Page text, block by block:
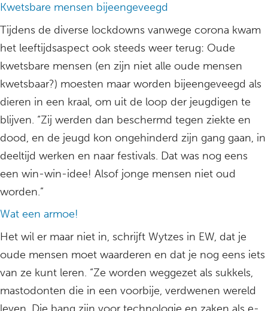
Kwetsbare mensen bijeengeveegd
Tijdens de diverse lockdowns vanwege corona kwam
het leeftijdsaspect ook steeds weer terug: Oude
kwetsbare mensen (en zijn niet alle oude mensen
kwetsbaar?) moesten maar worden bijeengeveegd als
dieren in een kraal, om uit de loop der jeugdigen te
blijven. “Zij werden dan beschermd tegen ziekte en
dood, en de jeugd kon ongehinderd zijn gang gaan, in
deeltijd werken en naar festivals. Dat was nog eens
een win-win-idee! Alsof jonge mensen niet oud
worden.”
Wat een armoe!
Het wil er maar niet in, schrijft Wytzes in EW, dat je
oude mensen moet waarderen en dat je nog eens iets
van ze kunt leren. “Ze worden weggezet als sukkels,
mastodonten die in een voorbije, verdwenen wereld